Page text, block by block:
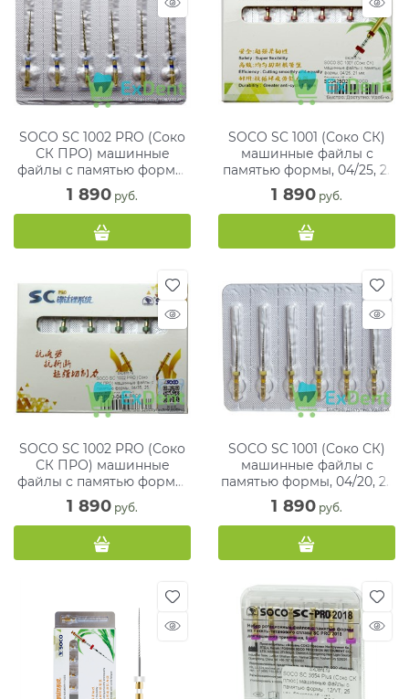
SOCO SC 1002 PRO (Соко
СК ПРО) машинные
файлы с памятью формы,
04/30, 25 мм, блистер (6
шт)
1 890 руб.
SOCO SC 1001 (Соко СК)
машинные файлы с
памятью формы, 04/25, 21
мм, блистер (6 шт)
1 890 руб.
SOCO SC 1002 PRO (Соко
СК ПРО) машинные
файлы с памятью формы,
04/35, 25 мм, блистер (6
шт)
1 890 руб.
SOCO SC 1001 (Соко СК)
машинные файлы с
памятью формы, 04/20, 25
мм, блистер (6 шт)
1 890 руб.